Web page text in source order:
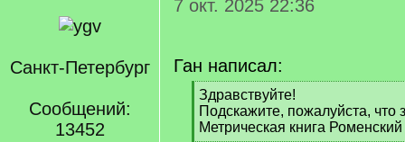
Санкт-Петербург
Сообщений:
13452
7 окт. 2025 22:36
Ган написал:
[
q
]
Здравствуйте!
Подскажите, пожалуйста, что
Метрическая книга